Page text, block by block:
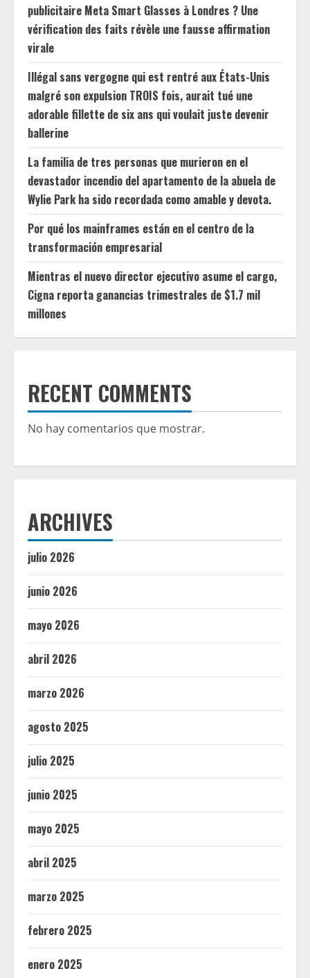
publicitaire Meta Smart Glasses à Londres ? Une
vérification des faits révèle une fausse affirmation
virale
Illégal sans vergogne qui est rentré aux États-Unis
malgré son expulsion TROIS fois, aurait tué une
adorable fillette de six ans qui voulait juste devenir
ballerine
La familia de tres personas que murieron en el
devastador incendio del apartamento de la abuela de
Wylie Park ha sido recordada como amable y devota.
Por qué los mainframes están en el centro de la
transformación empresarial
Mientras el nuevo director ejecutivo asume el cargo,
Cigna reporta ganancias trimestrales de $1.7 mil
millones
RECENT COMMENTS
No hay comentarios que mostrar.
ARCHIVES
julio 2026
junio 2026
mayo 2026
abril 2026
marzo 2026
agosto 2025
julio 2025
junio 2025
mayo 2025
abril 2025
marzo 2025
febrero 2025
enero 2025